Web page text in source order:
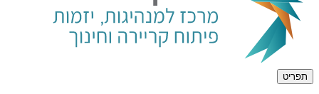
תפריט